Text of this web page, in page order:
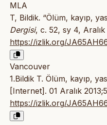
MLA
T, Bildik. “Ölüm, kayıp,
Dergisi, c. 52, sy 4,
https://izlik.org/
Vancouver
1.Bildik T. Ölüm, kayıp,
[Internet]. 01 Aralık
https://izlik.org/